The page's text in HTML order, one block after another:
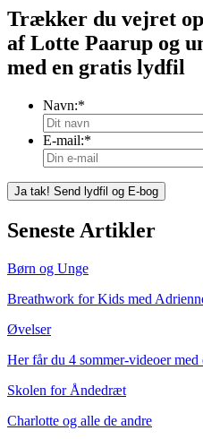
Trækker du vejret
af Lotte Paarup og
med en gratis lydfil
Navn:*
E-mail:*
Seneste Artikler
Børn og Unge
Breathwork for Kids med
Øvelser
Her får du 4 sommer-videoer
Skolen for Åndedræt
Charlotte og alle de andre